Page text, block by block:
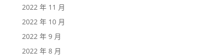
2022 年 11 月
2022 年 10 月
2022 年 9 月
2022 年 8 月